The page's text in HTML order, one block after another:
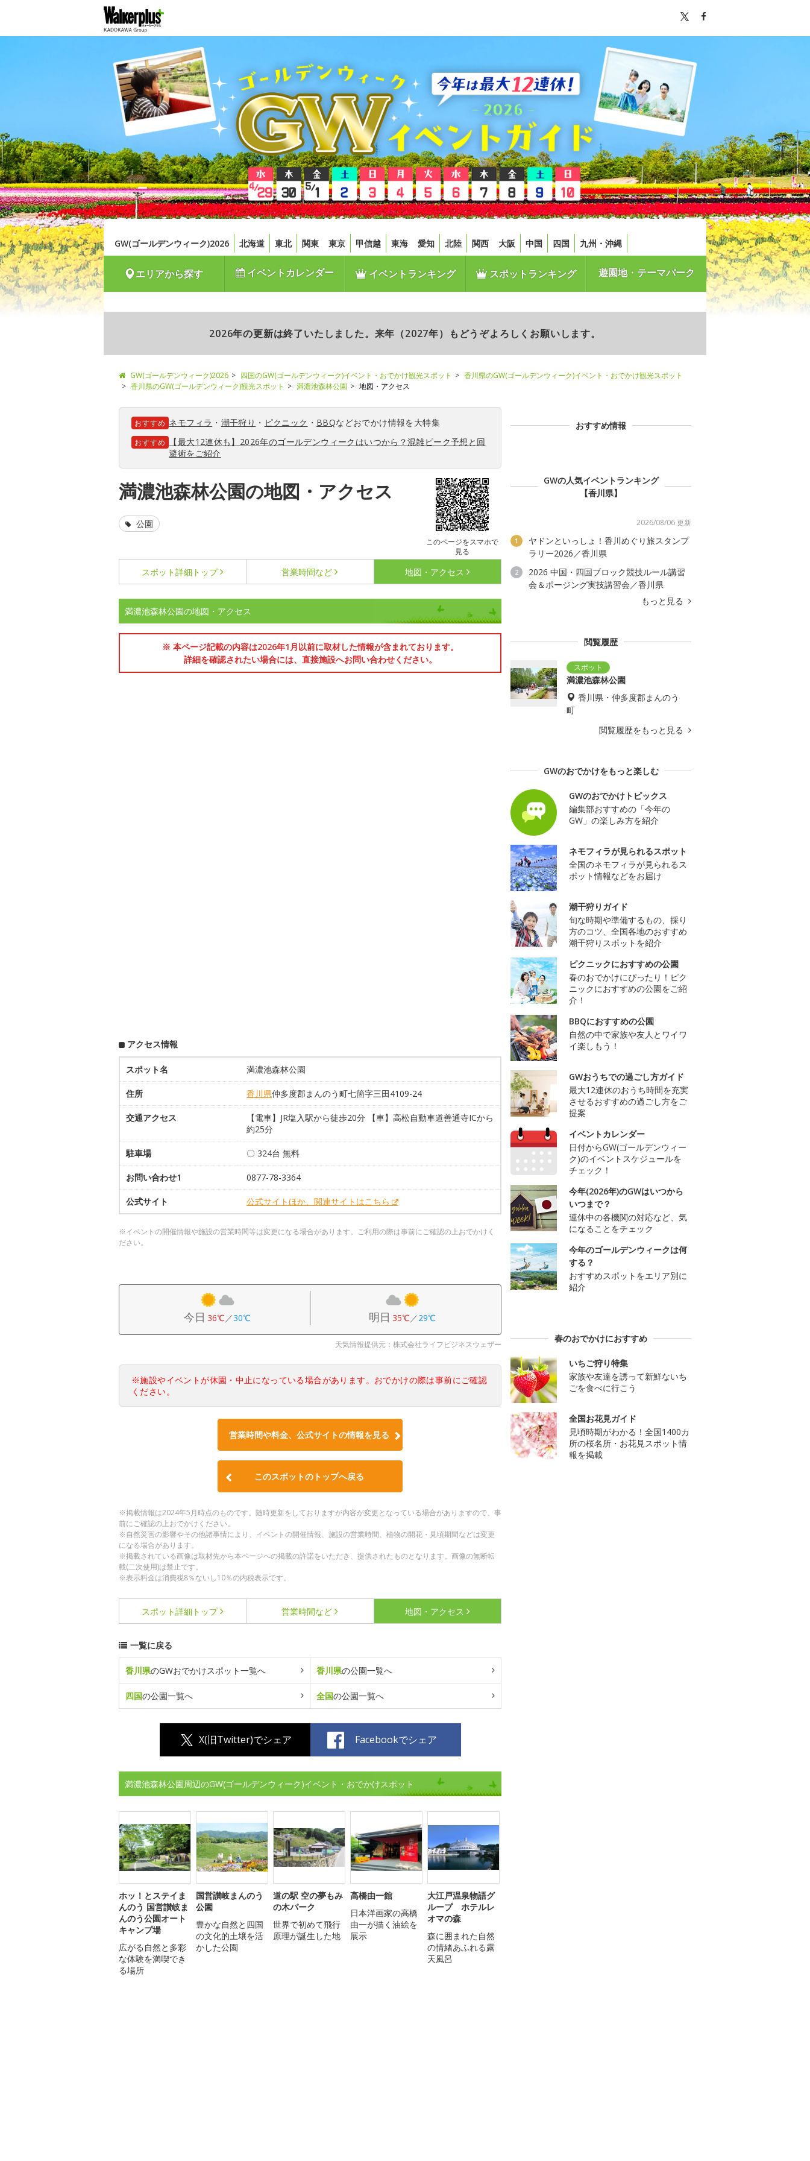
GW(ゴールデンウィーク)2026 北海道 東北 関東 東京 甲信越 東海 愛知 北陸 関西 大阪 中国 四国 九州・沖縄
エリアから探す イベントカレンダー イベントランキング スポットランキング 遊園地・テーマパーク
2026年の更新は終了いたしました。来年（2027年）もどうぞよろしくお願いします。
GW(ゴールデンウィーク)2026 四国のGW(ゴールデンウィーク)イベント・おでかけ観光スポット
香川県のGW(ゴールデンウィーク)イベント・おでかけ観光スポット
香川県のGW(ゴールデンウィーク)観光スポット
満濃池森林公園 地図・アクセス
おすすめ ネモフィラ ・ 潮干狩り ・ ピクニック ・ BBQなどおでかけ情報を大特集
おすすめ
【最大12連休も】2026年のゴールデンウィークはいつから？混雑ピーク予想と回
避術をご紹介
満濃池森林公園の地図・アクセス
このページをスマホで
見る
公園
スポット詳細 トップ 営業時間など 地図・アクセス
満濃池森林公園の地図・アクセス
※ 本ページ記載の内容は2026年1月以前に取材した情報が含まれております。
詳細を確認されたい場合には、直接施設へお問い合わせください。
アクセス情報
スポット名 満濃池森林公園
住所 香川県仲多度郡まんのう町七箇字三田4109-24
交通アクセス
【電車】JR塩入駅から徒歩20分 【車】高松自動車道善通寺ICから
約25分
駐車場 〇 324台 無料
お問い合わせ1 0877-78-3364
公式サイト 公式サイトほか、関連サイトはこちら
※イベントの開催情報や施設の営業時間等は変更になる場合があります。ご利用の際は事前にご確認の上おでかけく
ださい。
今日 36℃／30℃ 明日 35℃／29℃
天気情報提供元：株式会社ライフビジネスウェザー
※施設やイベントが休園・中止になっている場合があります。おでかけの際は事前にご確認
ください。
営業時間や料金、公式サイトの情報を見る
このスポットのトップへ戻る
※掲載情報は2024年5月時点のものです。随時更新をしておりますが内容が変更となっている場合がありますので、事
前にご確認の上おでかけください。
※自然災害の影響やその他諸事情により、イベントの開催情報、施設の営業時間、植物の開花・見頃期間などは変更
になる場合があります。
※掲載されている画像は取材先から本ページへの掲載の許諾をいただき、提供されたものとなります。画像の無断転
載(二次使用)は禁止です。
※表示料金は消費税8％ないし10％の内税表示です。
スポット詳細 トップ 営業時間など 地図・アクセス
一覧に戻る
香川県のGWおでかけスポット一覧へ 香川県の公園一覧へ
四国の公園一覧へ 全国の公園一覧へ
X(旧Twitter)でシェア Facebookでシェア
満濃池森林公園周辺のGW(ゴールデンウィーク)イベント・おでかけスポット
ホッ！とステイま
んのう 国営讃岐ま
んのう公園オート
キャンプ場
広がる自然と多彩
な体験を満喫でき
る場所
国営讃岐まんのう
公園
豊かな自然と四国
の文化的土壌を活
かした公園
道の駅 空の夢もみ
の木パーク
世界で初めて飛行
原理が誕生した地
高橋由一館
日本洋画家の高橋
由一が描く油絵を
展示
大江戸温泉物語グ
ループ ホテルレ
オマの森
森に囲まれた自然
の情緒あふれる露
天風呂
おすすめ情報
GWの人気イベントランキング
【香川県】
2026/08/06 更新
1
ヤドンといっしょ！香川めぐり旅スタンプ
ラリー2026／香川県
2
2026 中国・四国ブロック競技ルール講習
会＆ポージング実技講習会／香川県
もっと見る
閲覧履歴
満濃池森林公園
香川県・仲多度郡まんのう
町
閲覧履歴をもっと見る
GWのおでかけをもっと楽しむ
GWのおでかけトピックス
編集部おすすめの「今年の
GW」の楽しみ方を紹介
ネモフィラが見られるスポット
全国のネモフィラが見られるス
ポット情報などをお届け
潮干狩りガイド
旬な時期や準備するもの、採り
方のコツ、全国各地のおすすめ
潮干狩りスポットを紹介
ピクニックにおすすめの公園
春のおでかけにぴったり！ピク
ニックにおすすめの公園をご紹
介！
BBQにおすすめの公園
自然の中で家族や友人とワイワ
イ楽しもう！
GWおうちでの過ごし方ガイド
最大12連休のおうち時間を充実
させるおすすめの過ごし方をご
提案
イベントカレンダー
日付からGW(ゴールデンウィー
ク)のイベントスケジュールを
チェック！
今年(2026年)のGWはいつから
いつまで？
連休中の各機関の対応など、気
になることをチェック
今年のゴールデンウィークは何
する？
おすすめスポットをエリア別に
紹介
春のおでかけにおすすめ
いちご狩り特集
家族や友達を誘って新鮮ないち
ごを食べに行こう
全国お花見ガイド
見頃時期がわかる！全国1400カ
所の桜名所・お花見スポット情
報を掲載